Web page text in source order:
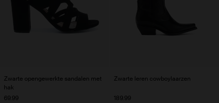
Zwarte opengewerkte sandalen met
hak
69.99
Zwarte leren cowboylaarzen
189.99